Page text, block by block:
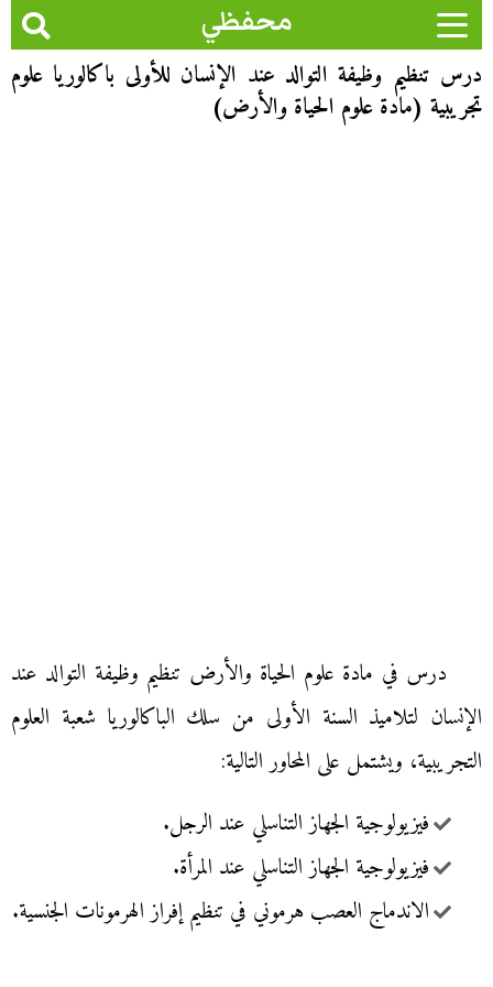
محفظي
درس تنظيم وظيفة التوالد عند الإنسان للأولى باكالوريا علوم
تجريبية (مادة علوم الحياة والأرض)
درس في مادة علوم الحياة والأرض تنظيم وظيفة التوالد عند
الإنسان لتلاميذ السنة الأولى من سلك الباكالوريا شعبة العلوم
التجريبية، ويشتمل على المحاور التالية:
فيزيولوجية الجهاز التناسلي عند الرجل.
فيزيولوجية الجهاز التناسلي عند المرأة.
الاندماج العصب هرموني في تنظيم إفراز الهرمونات الجنسية.